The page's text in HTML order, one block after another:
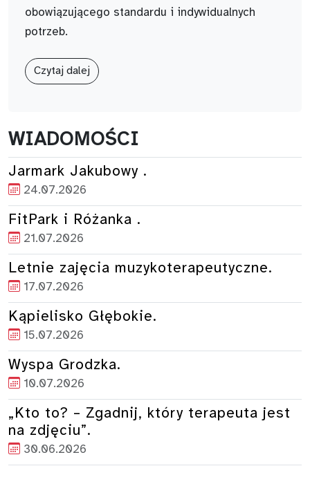
obowiązującego standardu i indywidualnych
potrzeb.
Czytaj dalej
WIADOMOŚCI
Jarmark Jakubowy .
24.07.2026
FitPark i Różanka .
21.07.2026
Letnie zajęcia muzykoterapeutyczne.
17.07.2026
Kąpielisko Głębokie.
15.07.2026
Wyspa Grodzka.
10.07.2026
„Kto to? – Zgadnij, który terapeuta jest
na zdjęciu”.
30.06.2026